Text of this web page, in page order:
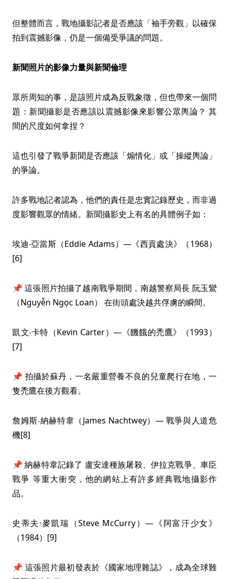
但整體而言，戰地攝影記者是否應該「袖手旁觀」以確保
拍到震撼影像，仍是一個備受爭議的問題。
新聞照片的影像力量與新聞倫理
眾所周知的事，是該照片成為反戰象徵，但也帶來一個問
題：新聞攝影是否應該以震撼影像來影響公眾輿論？ 其
間的尺度如何拿捏？
這也引發了戰爭新聞是否應該「煽情化」或「操縱輿論」
的爭論。
許多戰地記者認為，他們的責任是忠實記錄歷史，而非過
度影響觀眾的情緒。新聞攝影史上有名的具體例子如：
埃迪‧亞當斯（Eddie Adams）—《西貢處決》（1968）
[6]
📌 這張照片拍攝了越南戰爭期間，南越警察局長 阮玉鸞
（Nguyễn Ngọc Loan） 在街頭處決越共俘虜的瞬間。
凱文‧卡特（Kevin Carter）—《饑餓的禿鷹》（1993）
[7]
📌 拍攝於蘇丹，一名嚴重營養不良的兒童爬行在地，一
隻禿鷹在後方觀看。
詹姆斯‧納赫特韋（James Nachtwey）— 戰爭與人道危
機[8]
📌 納赫特韋記錄了 盧安達種族屠殺、伊拉克戰爭、車臣
戰爭 等重大衝突，他的網站上有許多經典戰地攝影作
品。
史蒂夫·麥凱瑞（Steve McCurry）—《阿富汗少女》
（1984）[9]
📌 這張照片最初發表於《國家地理雜誌》，成為全球難